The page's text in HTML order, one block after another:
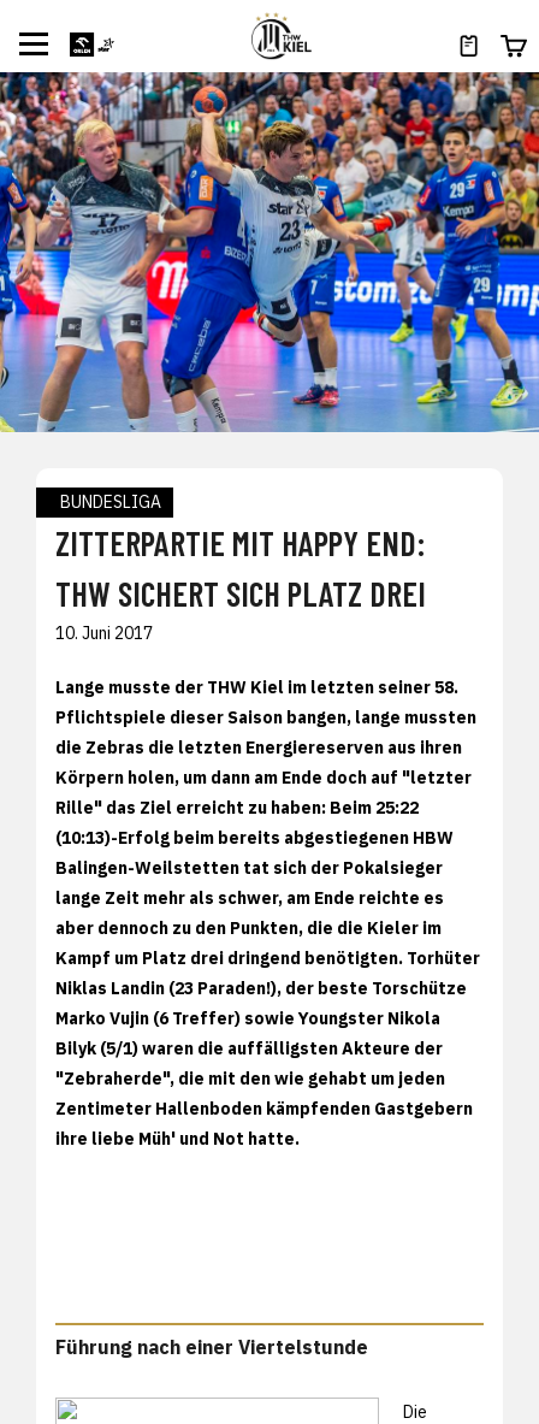
BUNDESLIGA
ZITTERPARTIE MIT HAPPY END:
THW SICHERT SICH PLATZ DREI
10. Juni 2017
Lange musste der THW Kiel im letzten seiner 58.
Pflichtspiele dieser Saison bangen, lange mussten
die Zebras die letzten Energiereserven aus ihren
Körpern holen, um dann am Ende doch auf "letzter
Rille" das Ziel erreicht zu haben: Beim 25:22
(10:13)-Erfolg beim bereits abgestiegenen HBW
Balingen-Weilstetten tat sich der Pokalsieger
lange Zeit mehr als schwer, am Ende reichte es
aber dennoch zu den Punkten, die die Kieler im
Kampf um Platz drei dringend benötigten. Torhüter
Niklas Landin (23 Paraden!), der beste Torschütze
Marko Vujin (6 Treffer) sowie Youngster Nikola
Bilyk (5/1) waren die auffälligsten Akteure der
"Zebraherde", die mit den wie gehabt um jeden
Zentimeter Hallenboden kämpfenden Gastgebern
ihre liebe Müh' und Not hatte.
Führung nach einer Viertelstunde
Die